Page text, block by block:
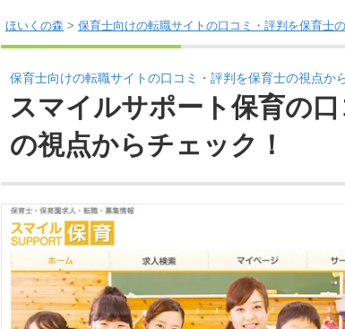
ほいくの森 > 保育士向けの転職サイトの口コミ・評判を保育士
保育士向けの転職サイトの口コミ・評判を保育士の視点か
スマイルサポート保育の
の視点からチェック！